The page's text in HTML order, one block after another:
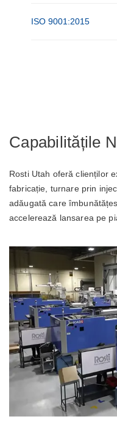
ISO 9001:2015
Capabilitățile
Rosti Utah oferă clienților
fabricație, turnare prin
adăugată care
accelerează lansarea pe